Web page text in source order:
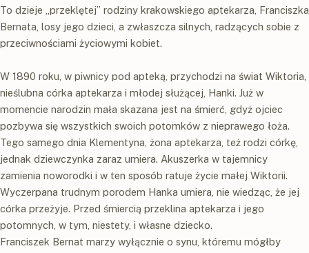
To dzieje „przeklętej” rodziny krakowskiego aptekarza, Franciszka
Bernata, losy jego dzieci, a zwłaszcza silnych, radzących sobie z
przeciwnościami życiowymi kobiet.
W 1890 roku, w piwnicy pod apteką, przychodzi na świat Wiktoria,
nieślubna córka aptekarza i młodej służącej, Hanki. Już w
momencie narodzin mała skazana jest na śmierć, gdyż ojciec
pozbywa się wszystkich swoich potomków z nieprawego łoża.
Tego samego dnia Klementyna, żona aptekarza, też rodzi córkę,
jednak dziewczynka zaraz umiera. Akuszerka w tajemnicy
zamienia noworodki i w ten sposób ratuje życie małej Wiktorii.
Wyczerpana trudnym porodem Hanka umiera, nie wiedząc, że jej
córka przeżyje. Przed śmiercią przeklina aptekarza i jego
potomnych, w tym, niestety, i własne dziecko.
Franciszek Bernat marzy wyłącznie o synu, któremu mógłby